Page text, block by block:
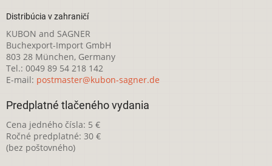
Distribúcia v zahraničí
KUBON and SAGNER
Buchexport-Import GmbH
803 28 München, Germany
Tel.: 0049 89 54 218 142
E-mail: postmaster@kubon-sagner.de
Predplatné tlačeného vydania
Cena jedného čísla: 5 €
Ročné predplatné: 30 €
(bez poštovného)